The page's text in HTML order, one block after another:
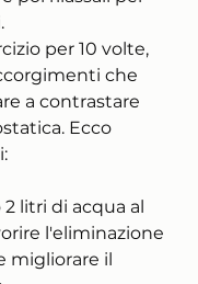
per 10 volte,
che
a contrastare
Ecco
litri di acqua al
l'eliminazione
migliorare il